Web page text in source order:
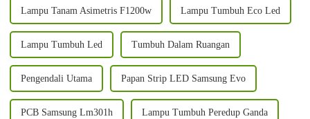
Lampu Tanam Asimetris F1200w
Lampu Tumbuh Eco Led
Lampu Tumbuh Led Tumbuh Dalam Ruangan
Pengendali Utama Papan Strip LED Samsung Evo
PCB Samsung Lm301h Lampu Tumbuh Peredup Ganda